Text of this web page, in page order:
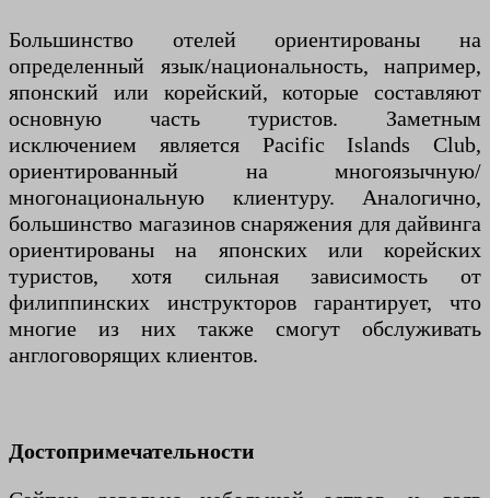
Большинство отелей ориентированы на
определенный язык/национальность, например,
японский или корейский, которые составляют
основную часть туристов. Заметным
исключением является Pacific Islands Club,
ориентированный на многоязычную/
многонациональную клиентуру. Аналогично,
большинство магазинов снаряжения для дайвинга
ориентированы на японских или корейских
туристов, хотя сильная зависимость от
филиппинских инструкторов гарантирует, что
многие из них также смогут обслуживать
англоговорящих клиентов.
Достопримечательности